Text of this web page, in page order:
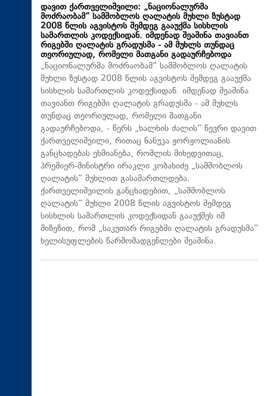
დავით ქართველიშვილი: „ნაციონალურმა
მოძრაობამ“ სამშობლოს ღალატის მუხლი ზუსტად
2008 წლის აგვისტოს შემდეგ გააუქმა სისხლის
სამართლის კოდექსიდან. იმდენად შეაშინა თავიანთ
რიგებში ღალატის გრადუსმა - ამ მუხლს თუნდაც
თეორიულად, რომელი მათგანი გადაურჩებოდა
„ნაციონალურმა მოძრაობამ“ სამშობლოს ღალატის
მუხლი ზუსტად 2008 წლის აგვისტოს შემდეგ გააუქმა
სისხლის სამართლის კოდექსიდან. იმდენად შეაშინა
თავიანთ რიგებში ღალატის გრადუსმა - ამ მუხლს
თუნდაც თეორიულად, რომელი მათგანი
გადაურჩებოდა, - წერს „ხალხის ძალის“ წევრი დავით
ქართველიშვილი, რითაც ნანუკა ჟორჟოლიანის
განცხადებას ეხმიანება, რომლის მიხედვითაც,
პრემიერ-მინისტრი ირაკლი კობახიძე „სამშობლოს
ღალატის“ მუხლით გასამართლდება.
ქართველიშვილის განცხადებით, „სამშობლოს
ღალატის“ მუხლი 2008 წლის აგვისტოს შემდეგ
სისხლის სამართლის კოდექსიდან გააუქმეს იმ
მიზეზით, რომ „საკუთარ რიგებში ღალატის გრადუსმა“
ხელისუფლების წარმომადგენლები შეაშინა.